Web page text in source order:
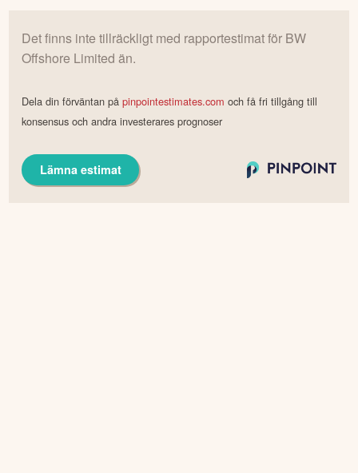
Det finns inte tillräckligt med rapportestimat för BW
Offshore Limited än.
Dela din förväntan påpinpointestimates.com och få fri tillgång till
konsensus och andra investerares prognoser
Lämna estimat